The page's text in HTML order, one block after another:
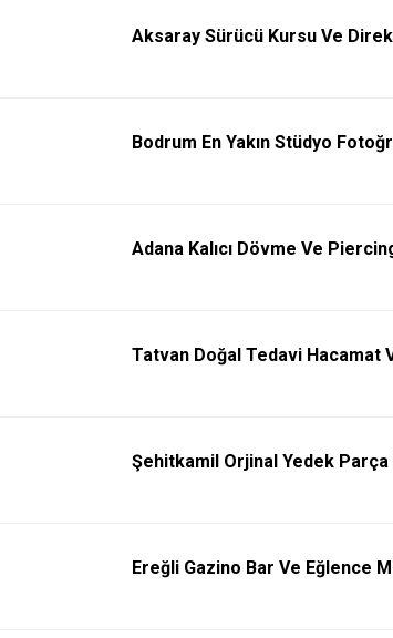
Aksaray Sürücü Kursu Ve
Bodrum En Yakın Stüdyo
Adana Kalıcı Dövme Ve
Tatvan Doğal Tedavi Hacamat
Şehitkamil Orjinal Yedek Parça
Ereğli Gazino Bar Ve Eğlence